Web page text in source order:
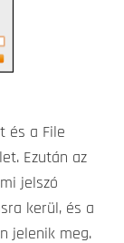
és a File
Ezután az
jelszó
kerül, és a
jelenik meg.